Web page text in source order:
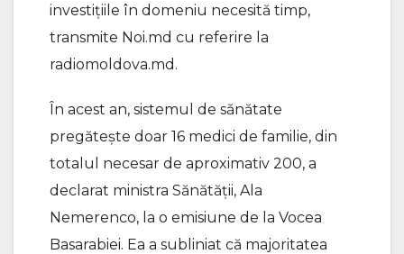
investițiile în domeniu necesită timp,
transmite Noi.md cu referire la
radiomoldova.md.
În acest an, sistemul de sănătate
pregătește doar 16 medici de familie, din
totalul necesar de aproximativ 200, a
declarat ministra Sănătății, Ala
Nemerenco, la o emisiune de la Vocea
Basarabiei. Ea a subliniat că majoritatea